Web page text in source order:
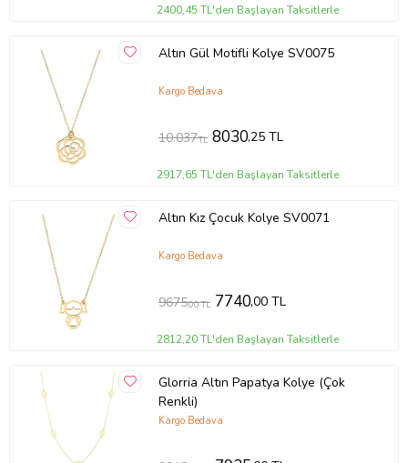
2400,45 TL'den Başlayan Taksitlerle
Altın Gül Motifli Kolye SV0075
Kargo Bedava
10.037TL 8030,25 TL
2917,65 TL'den Başlayan Taksitlerle
Altın Kız Çocuk Kolye SV0071
Kargo Bedava
9675,00 TL 7740,00 TL
2812,20 TL'den Başlayan Taksitlerle
Glorria Altın Papatya Kolye (Çok
Renkli)
Kargo Bedava